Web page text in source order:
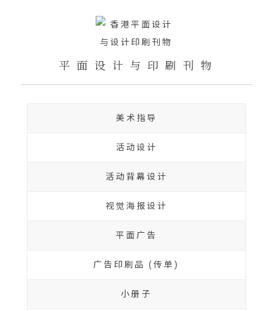
平 面 设 计 与 印 刷 刊 物
美术指导
活动设计
活动背幕设计
视觉海报设计
平面广告
广告印刷品 (传单)
小册子